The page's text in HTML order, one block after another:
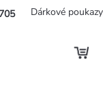
Dárkové poukazy